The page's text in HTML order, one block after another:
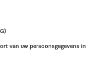
van uw persoonsgegevens